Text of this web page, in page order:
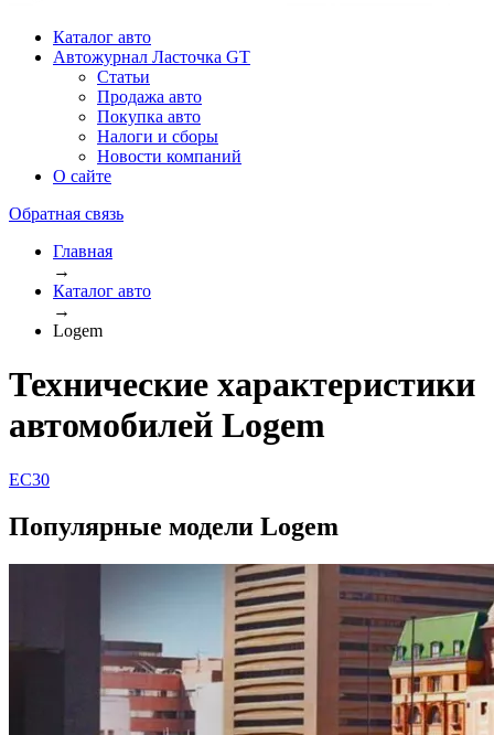
Каталог авто
Автожурнал Ласточка GT
Статьи
Продажа авто
Покупка авто
Налоги и сборы
Новости компаний
О сайте
Обратная связь
Главная
→
Каталог авто
→
Logem
Технические характеристики
автомобилей Logem
EC30
Популярные модели Logem